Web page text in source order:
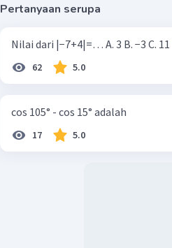
Pertanyaan serupa
Nilai dari |−7+4|=… A. 3 B.
62 5.0
cos 105° - cos 15° adalah
17 5.0